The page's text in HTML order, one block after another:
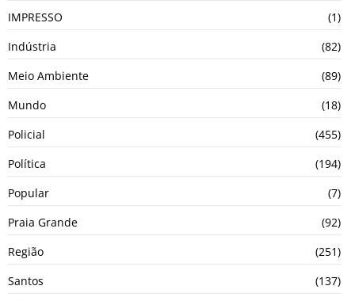
IMPRESSO
(1)
Indústria
(82)
Meio Ambiente
(89)
Mundo
(18)
Policial
(455)
Política
(194)
Popular
(7)
Praia Grande
(92)
Região
(251)
Santos
(137)